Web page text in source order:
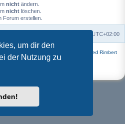
um dir den
der Nutzung zu
nicht ändern.
nicht löschen.
Forum erstellen.
UTC+02:00
Fred Rimbert
durchphpBB.de